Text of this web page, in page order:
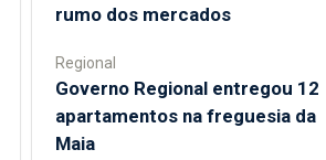
rumo dos mercados
Regional
Governo Regional entregou 12
apartamentos na freguesia da
Maia